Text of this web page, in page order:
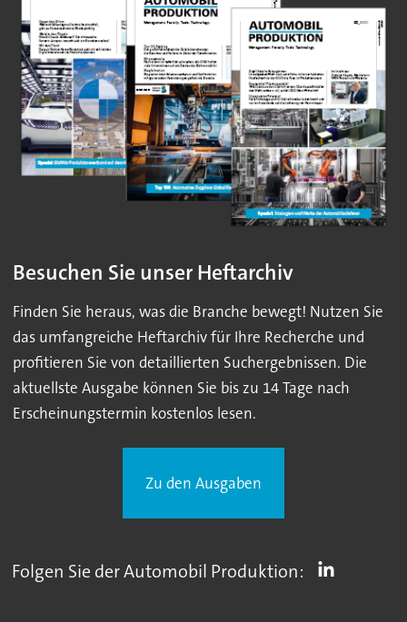
Besuchen Sie unser Heftarchiv
Finden Sie heraus, was die Branche bewegt! Nutzen Sie
das umfangreiche Heftarchiv für Ihre Recherche und
profitieren Sie von detaillierten Suchergebnissen. Die
aktuellste Ausgabe können Sie bis zu 14 Tage nach
Erscheinungstermin kostenlos lesen.
Zu den Ausgaben
Folgen Sie der Automobil Produktion: